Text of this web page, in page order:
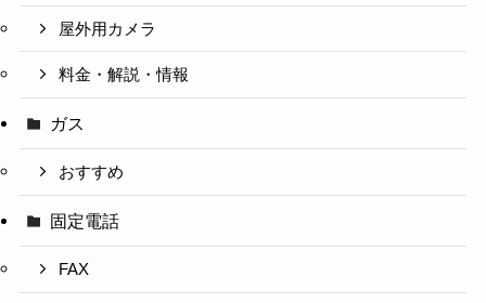
屋外用カメラ
料金・解説・情報
ガス
おすすめ
固定電話
FAX